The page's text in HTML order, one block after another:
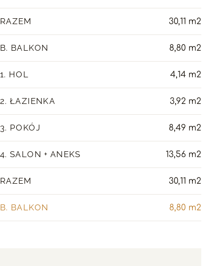
RAZEM 30,11 m2
B. BALKON 8,80 m2
1. HOL 4,14 m2
2. ŁAZIENKA 3,92 m2
3. POKÓJ 8,49 m2
4. SALON + ANEKS 13,56 m2
RAZEM 30,11 m2
B. BALKON 8,80 m2